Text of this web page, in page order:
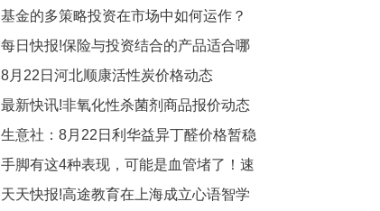
高-每日看点
基金的多策略投资在市场中如何运作？
每日快报!保险与投资结合的产品适合哪
些需求？
8月22日河北顺康活性炭价格动态
最新快讯!非氧化性杀菌剂商品报价动态
（2025-08-22）
生意社：8月22日利华益异丁醛价格暂稳
手脚有这4种表现，可能是血管堵了！速
查→ 每日观察
天天快报!高途教育在上海成立心语智学